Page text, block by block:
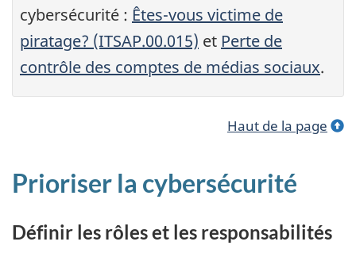
cybersécurité : Êtes-vous victime de
piratage? (ITSAP.00.015) et Perte de
contrôle des comptes de médias sociaux.
Haut de la page
Prioriser la cybersécurité
Définir les rôles et les responsabilités